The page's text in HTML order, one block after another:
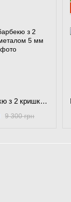
Мангал-барбекю з 2 кришками та металом 5 мм
9 300 грн